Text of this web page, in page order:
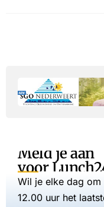
Meld je aan
voor
Wil je elke dag om
12.00 uur het